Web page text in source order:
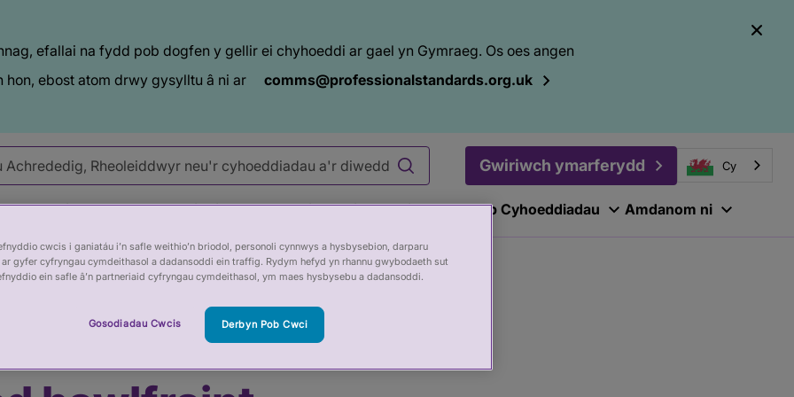
efallai na fydd pob dogfen y gellir ei chyhoeddi ar gael yn Gymraeg. Os oes angen
ebost atom drwy gysylltu â ni ar
comms@professionalstandards.org.uk
Gwiriwch ymarferydd Cy
Gwella rheoleiddio Newyddion a diweddariadau Hyb Cyhoeddiadau Amdanom ni
cwcis i ganiatáu i’n safle weithio’n briodol, personoli cynnwys a hysbysebion, darparu
gyfer cyfryngau cymdeithasol a dadansoddi ein traffig. Rydym hefyd yn rhannu gwybodaeth sut
ein safle â’n partneriaid cyfryngau cymdeithasol, ym maes hysbysebu a dadansoddi.
Gosodiadau Cwcis Derbyn Pob Cwci